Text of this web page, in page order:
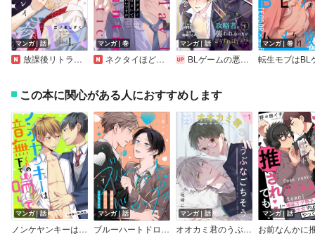
マンガ｜話
放課後リトライプレイ
マンガ｜巻
ネクタイほどいていいですか
マンガ｜話
BLゲームの悪役令息なのに攻略者に襲われるのだがどうすればいい？
マンガ｜巻
この本に関心がある人におすすめします
マンガ｜話
ノンケヤンキーは、音無くんの下で喘いでる。
マンガ｜話
ブルーハートドロップス
マンガ｜話
オオカミ君のうぶなごちそう【分冊版】
マンガ｜話